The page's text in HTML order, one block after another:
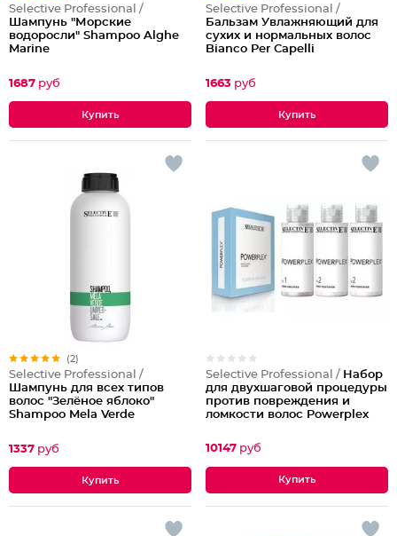
Selective Professional /
Шампунь "Морские
водоросли" Shampoo Alghe
Marine
1687 руб
Selective Professional /
Бальзам Увлажняющий для
сухих и нормальных волос
Bianco Per Capelli
1663 руб
(2)
Selective Professional /
Шампунь для всех типов
волос "Зелёное яблоко"
Shampoo Mela Verde
1337 руб
Selective Professional / Набор
для двухшаговой процедуры
против повреждения и
ломкости волос Powerplex
10147 руб